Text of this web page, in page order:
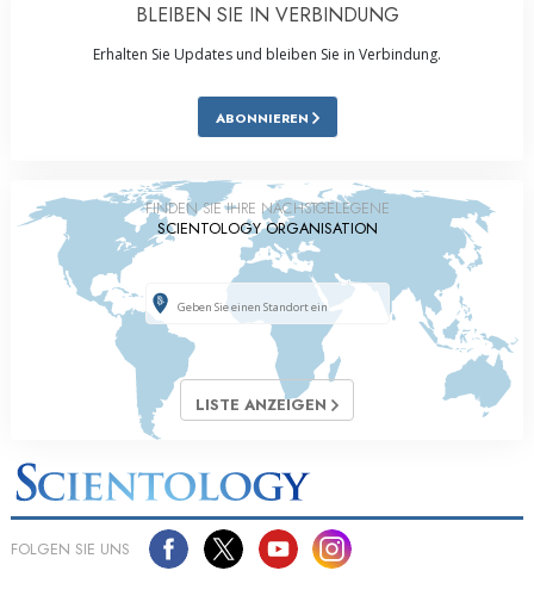
BLEIBEN SIE IN VERBINDUNG
Erhalten Sie Updates und bleiben Sie in Verbindung.
ABONNIEREN
FINDEN SIE IHRE NÄCHSTGELEGENE
SCIENTOLOGY ORGANISATION
LISTE ANZEIGEN
FOLGEN SIE UNS